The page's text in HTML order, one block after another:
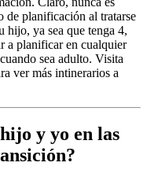
de planificación al tratarse
hijo, ya sea que tenga 4,
a planificar en cualquier
sea adulto. Visita
ver más intinerarios a
y yo en las